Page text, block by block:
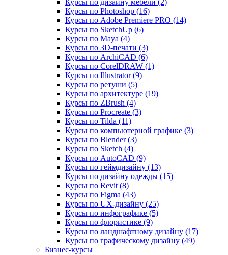
Курсы по дизайну мебели (2)
Курсы по Photoshop (16)
Курсы по Adobe Premiere PRO (14)
Курсы по SketchUp (6)
Курсы по Maya (4)
Курсы по 3D-печати (3)
Курсы по ArchiCAD (6)
Курсы по CorelDRAW (1)
Курсы по Illustrator (9)
Курсы по ретуши (5)
Курсы по архитектуре (19)
Курсы по ZBrush (4)
Курсы по Procreate (3)
Курсы по Tilda (11)
Курсы по компьютерной графике (3)
Курсы по Blender (3)
Курсы по Sketch (4)
Курсы по AutoCAD (9)
Курсы по геймдизайну (13)
Курсы по дизайну одежды (15)
Курсы по Revit (8)
Курсы по Figma (43)
Курсы по UX‑дизайну (25)
Курсы по инфографике (5)
Курсы по флористике (9)
Курсы по ландшафтному дизайну (17)
Курсы по графическому дизайну (49)
Бизнес-курсы